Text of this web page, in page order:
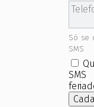
Só se
SMS